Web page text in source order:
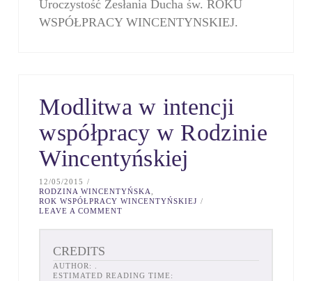
Uroczystość Zesłania Ducha św. ROKU
WSPÓŁPRACY WINCENTYNSKIEJ.
Modlitwa w intencji
współpracy w Rodzinie
Wincentyńskiej
12/05/2015
RODZINA WINCENTYŃSKA
ROK WSPÓŁPRACY WINCENTYŃSKIEJ
LEAVE A COMMENT
CREDITS
AUTHOR:
ESTIMATED READING TIME: